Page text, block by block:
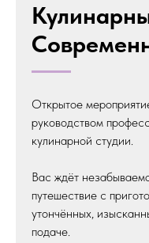
Открытое
руководством
кулинарной студии.
Вас ждёт
путешествие с
утончённых,
подаче.